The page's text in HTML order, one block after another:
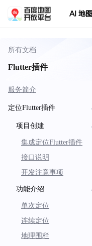
AI 地图
所有文档
Flutter插件
服务简介
定位Flutter插件
项目创建
集成定位Flutter插件
接口说明
开发注意事项
功能介绍
单次定位
连续定位
地理围栏